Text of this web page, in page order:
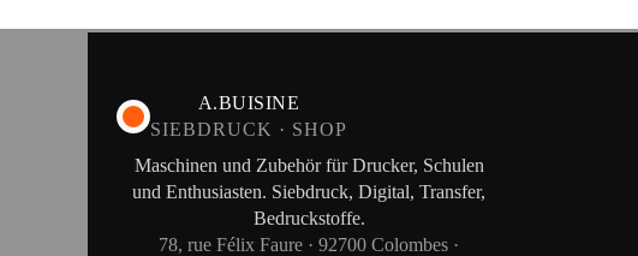
A.BUISINE
SIEBDRUCK · SHOP
Maschinen und Zubehör für Drucker, Schulen
und Enthusiasten. Siebdruck, Digital, Transfer,
Bedruckstoffe.
78, rue Félix Faure · 92700 Colombes ·